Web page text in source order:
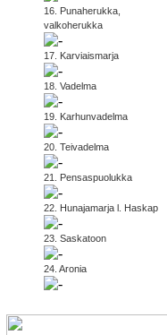
16. Punaherukka,
valkoherukka
17. Karviaismarja
18. Vadelma
19. Karhunvadelma
20. Teivadelma
21. Pensaspuolukka
22. Hunajamarja l. Haskap
23. Saskatoon
24. Aronia